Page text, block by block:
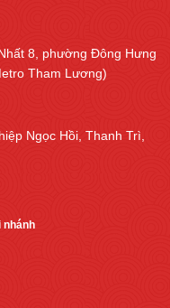
8, phường Đông Hưng
Tham Lương)
Ngọc Hồi, Thanh Trì,
nhánh